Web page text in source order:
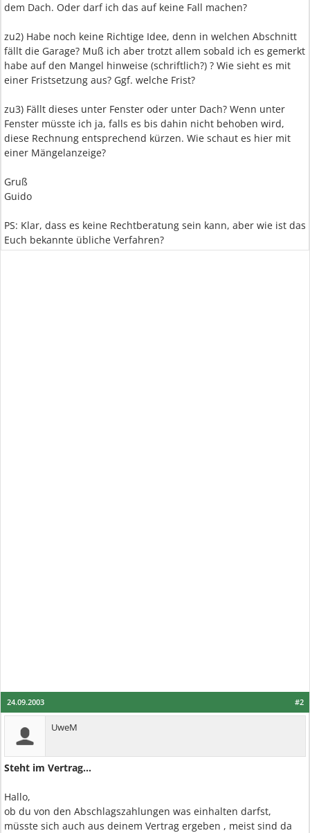
dem Dach. Oder darf ich das auf keine Fall machen?
zu2) Habe noch keine Richtige Idee, denn in welchen Abschnitt
fällt die Garage? Muß ich aber trotzt allem sobald ich es gemerkt
habe auf den Mangel hinweise (schriftlich?) ? Wie sieht es mit
einer Fristsetzung aus? Ggf. welche Frist?
zu3) Fällt dieses unter Fenster oder unter Dach? Wenn unter
Fenster müsste ich ja, falls es bis dahin nicht behoben wird,
diese Rechnung entsprechend kürzen. Wie schaut es hier mit
einer Mängelanzeige?
Gruß
Guido
PS: Klar, dass es keine Rechtberatung sein kann, aber wie ist das
Euch bekannte übliche Verfahren?
#2
24.09.2003
UweM
Steht im Vertrag...
Hallo,
ob du von den Abschlagszahlungen was einhalten darfst,
müsste sich auch aus deinem Vertrag ergeben , meist sind da